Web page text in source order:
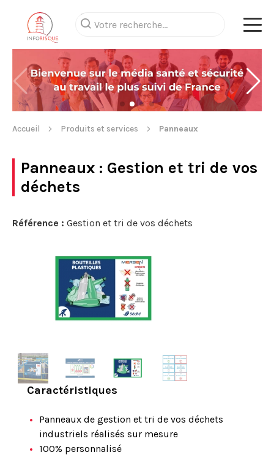
Accueil Produits et services Panneaux
Panneaux : Gestion et tri de vos
déchets
Référence : Gestion et tri de vos déchets
Caractéristiques
Panneaux de gestion et tri de vos déchets
industriels réalisés sur mesure
100% personnalisé